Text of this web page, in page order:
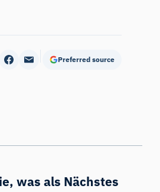
Preferred source
was als Nächstes